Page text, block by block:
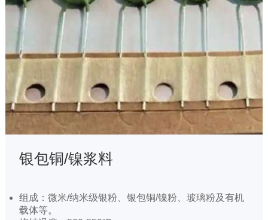
银包铜/镍浆料
组成：微米/纳米级银粉、银包铜/镍粉、玻璃粉及有机
载体等。